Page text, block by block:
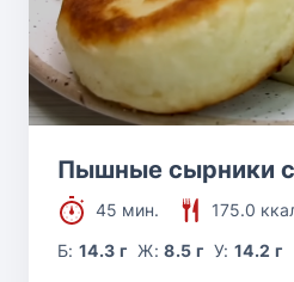
Пышные сырники
45 мин.
175.0
Б:14.3 г Ж:8.5 г У:14.2 г